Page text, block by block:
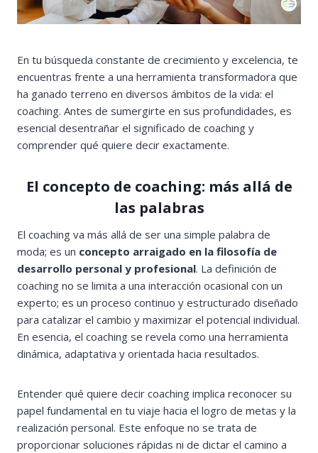
En tu búsqueda constante de crecimiento y excelencia, te
encuentras frente a una herramienta transformadora que
ha ganado terreno en diversos ámbitos de la vida: el
coaching. Antes de sumergirte en sus profundidades, es
esencial desentrañar el significado de coaching y
comprender qué quiere decir exactamente.
El concepto de coaching: más allá de
las palabras
El coaching va más allá de ser una simple palabra de
moda; es un concepto arraigado en la filosofía de
desarrollo personal y profesional. La definición de
coaching no se limita a una interacción ocasional con un
experto; es un proceso continuo y estructurado diseñado
para catalizar el cambio y maximizar el potencial individual.
En esencia, el coaching se revela como una herramienta
dinámica, adaptativa y orientada hacia resultados.
Entender qué quiere decir coaching implica reconocer su
papel fundamental en tu viaje hacia el logro de metas y la
realización personal. Este enfoque no se trata de
proporcionar soluciones rápidas ni de dictar el camino a